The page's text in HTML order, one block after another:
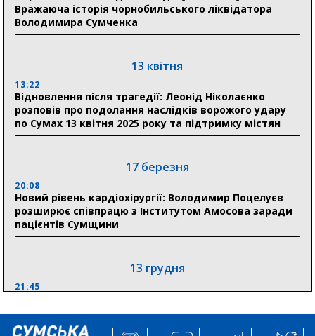
29 липня
18:13
Лікарня Святого Пантелеймона отримала нову
28 липня
19:07
Соціальні виплати без затримок: Пенсійний фонд
Сумщини профінансував 2,5 млрд грн у липні
атак: Ніколаєнко підбив підсумки ліквідації
наслідків
Вражаюча історія чорнобильського ліквідатора
Володимира Сумченка
13 квітня
13:22
Відновлення після трагедії: Леонід Ніколаєнко
розповів про подолання наслідків ворожого удару
по Сумах 13 квітня 2025 року та підтримку містян
17 березня
20:08
Новий рівень кардіохірургії: Володимир Поцелуєв
розширює співпрацю з Інститутом Амосова заради
пацієнтів Сумщини
13 грудня
21:45
збільшити завантаження стратегічних українських
виробників”, – нардеп Максим Гузенко